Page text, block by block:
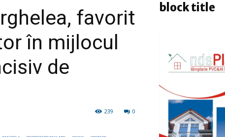
favorit
în mijlocul
de
0
239
block title